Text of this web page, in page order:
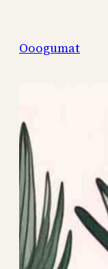
содержимому
Ooogumat